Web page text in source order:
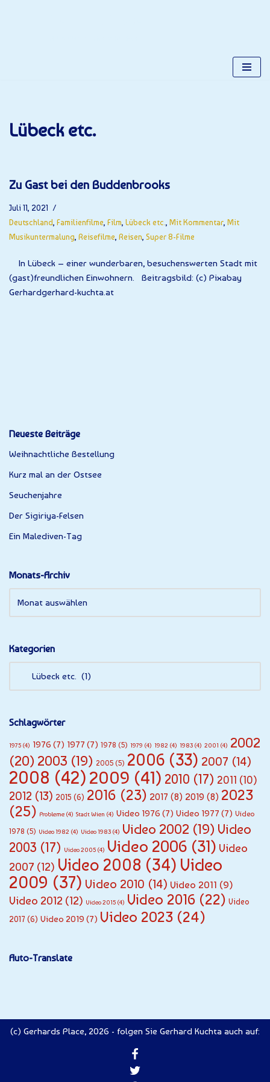
Lübeck etc.
Zu Gast bei den Buddenbrooks
Juli 11, 2021
Deutschland, Familienfilme, Film, Lübeck etc., Mit Kommentar, Mit
Musikuntermalung, Reisefilme, Reisen, Super 8-Filme
In Lübeck – einer wunderbaren, besuchenswerten Stadt mit
(gast)freundlichen Einwohnern. Beitragsbild: (c) Pixabay
Gerhardgerhard-kuchta.at
Neueste Beiträge
Weihnachtliche Bestellung
Kurz mal an der Ostsee
Seuchenjahre
Der Sigiriya-Felsen
Ein Malediven-Tag
Monats-Archiv
Kategorien
Schlagwörter
1975 (4) 1976 (7) 1977 (7) 1978 (5) 1979 (4) 1982 (4) 1983 (4) 2001 (4) 2002
(20) 2003 (19) 2005 (5) 2006 (33) 2007 (14)
2008 (42) 2009 (41) 2010 (17) 2011 (10)
2012 (13) 2015 (6) 2016 (23) 2017 (8) 2019 (8) 2023
(25) Probleme (4) Stadt Wien (4) Video 1976 (7) Video 1977 (7) Video
1978 (5) Video 1982 (4) Video 1983 (4) Video 2002 (19) Video
2003 (17) Video 2005 (4) Video 2006 (31) Video
2007 (12) Video 2008 (34) Video
2009 (37) Video 2010 (14) Video 2011 (9)
Video 2012 (12) Video 2015 (4) Video 2016 (22) Video
2017 (6) Video 2019 (7) Video 2023 (24)
Auto-Translate
(c) Gerhards Place, 2026 - folgen Sie Gerhard Kuchta auch auf: